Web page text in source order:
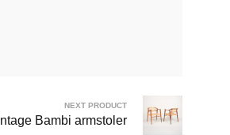
NEXT PRODUCT
Bambi armstoler